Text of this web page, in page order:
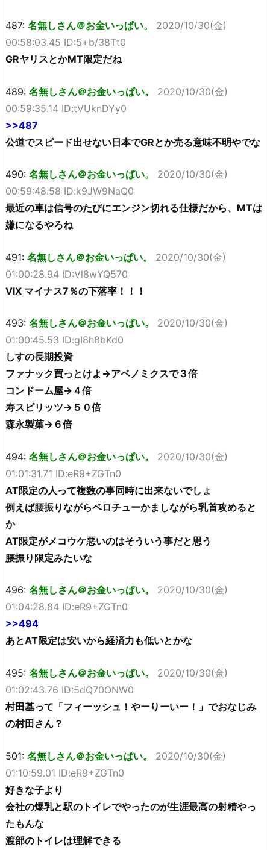
487: 名無しさん＠お金いっぱい。
2020/10/30(金)
00:58:03.45 ID:5+b/38Tt0
GRヤリスとかMT限定だね
489: 名無しさん＠お金いっぱい。
2020/10/30(金)
00:59:35.14 ID:tVUknDYy0
>>487
公道でスピード出せない日本でGRとか売る意味不明やでな
490: 名無しさん＠お金いっぱい。
2020/10/30(金)
00:59:48.58 ID:k9JW9NaQ0
最近の車は信号のたびにエンジン切れる仕様だから、MTは
嫌になるやろね
491: 名無しさん＠お金いっぱい。
2020/10/30(金)
01:00:28.94 ID:Vl8wYQ570
VIX マイナス7％の下落率！！！
493: 名無しさん＠お金いっぱい。
2020/10/30(金)
01:00:45.53 ID:gI8h8bKd0
しすの長期投資
ファナック買っとけよ→アベノミクスで３倍
コンドーム屋→４倍
寿スピリッツ→５０倍
森永製菓→６倍
494: 名無しさん＠お金いっぱい。
2020/10/30(金)
01:01:31.71 ID:eR9+ZGTn0
AT限定の人って複数の事同時に出来ないでしょ
例えば腰振りながらベロチューかましながら乳首攻めると
か
AT限定がメコウケ悪いのはそういう事だと思う
腰振り限定みたいな
496: 名無しさん＠お金いっぱい。
2020/10/30(金)
01:04:28.84 ID:eR9+ZGTn0
>>494
あとAT限定は安いから経済力も低いとかな
495: 名無しさん＠お金いっぱい。
2020/10/30(金)
01:02:43.76 ID:5dQ70ONW0
村田基って「フィーッシュ！やーりーいー！」でおなじみ
の村田さん？
501: 名無しさん＠お金いっぱい。
2020/10/30(金)
01:10:59.01 ID:eR9+ZGTn0
好きな子より
会社の爆乳と駅のトイレでやったのが生涯最高の射精やっ
たもんな
渡部のトイレは理解できる